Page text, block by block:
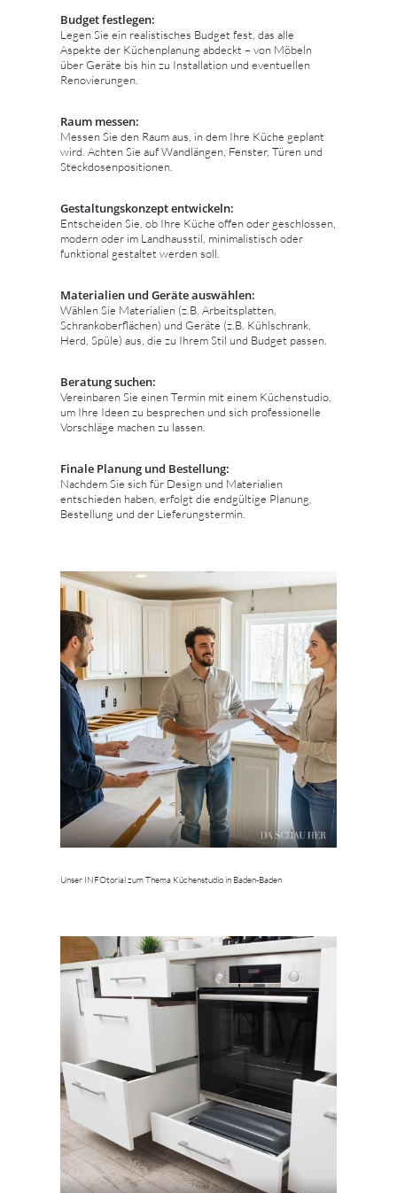
Budget festlegen:
Legen Sie ein realistisches Budget fest, das alle
Aspekte der Küchenplanung abdeckt – von Möbeln
über Geräte bis hin zu Installation und eventuellen
Renovierungen.
Raum messen:
Messen Sie den Raum aus, in dem Ihre Küche geplant
wird. Achten Sie auf Wandlängen, Fenster, Türen und
Steckdosenpositionen.
Gestaltungskonzept entwickeln:
Entscheiden Sie, ob Ihre Küche offen oder geschlossen,
modern oder im Landhausstil, minimalistisch oder
funktional gestaltet werden soll.
Materialien und Geräte auswählen:
Wählen Sie Materialien (z.B. Arbeitsplatten,
Schrankoberflächen) und Geräte (z.B. Kühlschrank,
Herd, Spüle) aus, die zu Ihrem Stil und Budget passen.
Beratung suchen:
Vereinbaren Sie einen Termin mit einem Küchenstudio,
um Ihre Ideen zu besprechen und sich professionelle
Vorschläge machen zu lassen.
Finale Planung und Bestellung:
Nachdem Sie sich für Design und Materialien
entschieden haben, erfolgt die endgültige Planung,
Bestellung und der Lieferungstermin.
Unser INFOtorial zum Thema Küchenstudio in Baden-Baden